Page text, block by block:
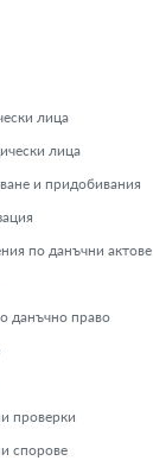
лица
лица
и придобивания
по данъчни актове
данъчно право
проверки
спорове